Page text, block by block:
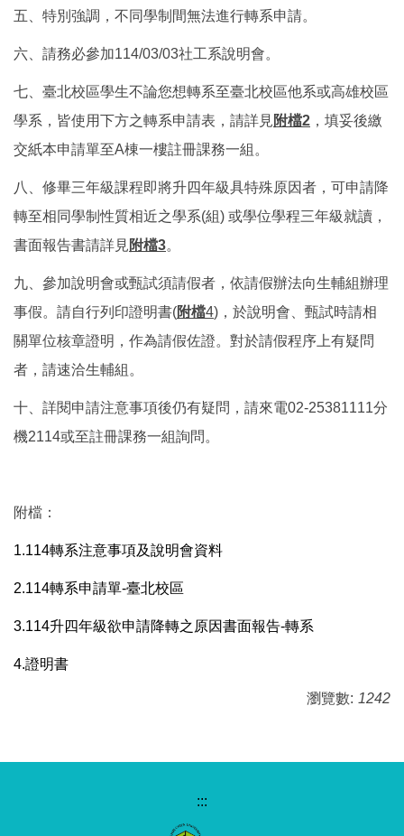
五、特別強調，不同學制間無法進行轉系申請。
六、請務必參加114/03/03社工系說明會。
七、臺北校區學生不論您想轉系至臺北校區他系或高雄校區
學系，皆使用下方之轉系申請表，請詳見附檔2 ，填妥後繳
交紙本申請單至A棟一樓註冊課務一組。
八、修畢三年級課程即將升四年級具特殊原因者，可申請降
轉至相同學制性質相近之學系(組) 或學位學程三年級就讀，
書面報告書請詳見附檔3。
九、參加說明會或甄試須請假者，依請假辦法向生輔組辦理
事假。請自行列印證明書(附檔4)，於說明會、甄試時請相
關單位核章證明，作為請假佐證。對於請假程序上有疑問
者，請速洽生輔組。
十、詳閱申請注意事項後仍有疑問，請來電02-25381111分
機2114或至註冊課務一組詢問。
附檔：
1.114轉系注意事項及說明會資料
2.114轉系申請單-臺北校區
3.114升四年級欲申請降轉之原因書面報告-轉系
4.證明書
瀏覽數: 1242
:::